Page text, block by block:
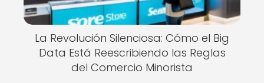
La Revolución Silenciosa: Cómo el Big
Data Está Reescribiendo las Reglas
del Comercio Minorista